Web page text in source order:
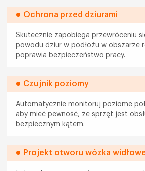
Ochrona przed dziurami
Skutecznie zapobiega przewróceniu
powodu dziur w podłożu w obszarze
poprawia bezpieczeństwo pracy.
Czujnik poziomy
Automatycznie monitoruj poziome
aby mieć pewność, że sprzęt jest
bezpiecznym kątem.
Projekt otworu wózka